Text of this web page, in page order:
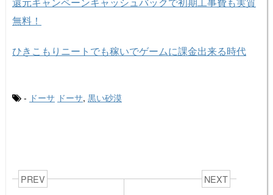
無料！
ひきこもりニートでも稼いでゲームに課金出来る時代
- ドーサ ドーサ, 黒い砂漠
PREV NEXT